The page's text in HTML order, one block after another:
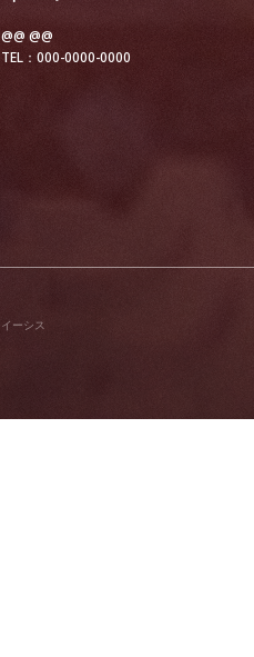
@@ @@
TEL：000-0000-0000
イーシス